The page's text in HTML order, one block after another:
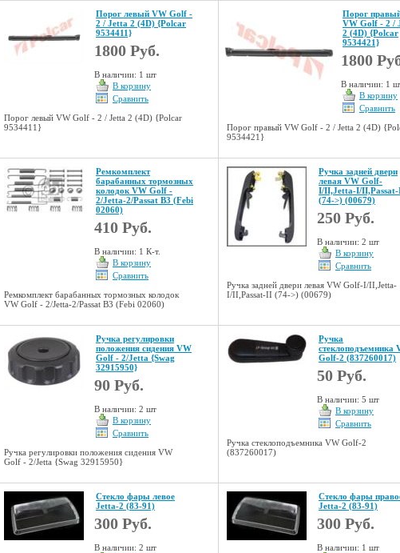
Порог левый VW Golf -
2 / Jetta 2 (4D) {Polcar
9534411}
1800 Руб.
В наличии: 1 шт
В корзину
Сравнить
Порог левый VW Golf - 2 / Jetta 2 (4D) {Polcar
9534411}
Порог
VW Golf - 2 /
2 (4D) {Polcar
9534421}
1800
В наличии: 1
В корзину
Сравнить
Порог правый VW Golf - 2 / Jetta 2 (4D)
9534421}
Ремкомплект
барабанных тормозных
колодок VW Golf -
2/Jetta-2/Passat B3 (Febi
02060)
410 Руб.
В наличии: 1 К-т.
В корзину
Сравнить
Ремкомплект барабанных тормозных колодок
VW Golf - 2/Jetta-2/Passat B3 (Febi 02060)
Ручка задней двери
левая VW Golf-
I/II,Jetta-I/
(74->) (00679)
250 Руб.
В наличии: 2 шт
В корзину
Сравнить
Ручка задней двери левая VW Golf-I/II,Jetta-
I/II,Passat-II (74->) (00679)
Ручка регулировки
положения сидения VW
Golf - 2/Jetta {Swag
32915950}
90 Руб.
В наличии: 2 шт
В корзину
Сравнить
Ручка регулировки положения сидения VW
Golf - 2/Jetta {Swag 32915950}
Ручка
стеклоподъемника
Golf-2 (837260017)
50 Руб.
В наличии: 5 шт
В корзину
Сравнить
Ручка стеклоподъемника VW Golf-2
(837260017)
Стекло фары левое
Jetta-2 (83-91)
300 Руб.
В наличии: 2 шт
Стекло фары
Jetta-2 (83-91)
300 Руб.
В наличии: 1 шт